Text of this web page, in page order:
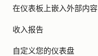
在仪表板上嵌入外部内容
收入报告
自定义您的仪表盘